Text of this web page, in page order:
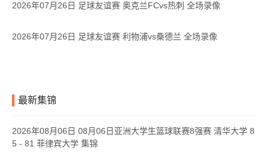
2026年07月26日 足球友谊赛 奥克兰FCvs热刺 全场录像
2026年07月26日 足球友谊赛 利物浦vs桑德兰 全场录像
最新集锦
2026年08月06日 08月06日亚洲大学生篮球联赛8强赛 清华大学 8
5 - 81 菲律宾大学 集锦